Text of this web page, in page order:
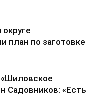
план по заготовке
Садовников: «Есть